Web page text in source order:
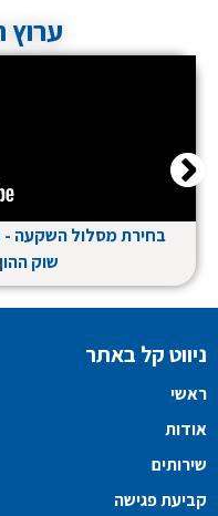
ערוץ
בחירת מסלול השקעה -
שוק
ניווט קל באתר
ראשי
אודות
שירותים
קביעת פגישה